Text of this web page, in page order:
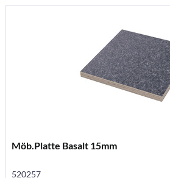
Möb.Platte Basalt 15mm
520257